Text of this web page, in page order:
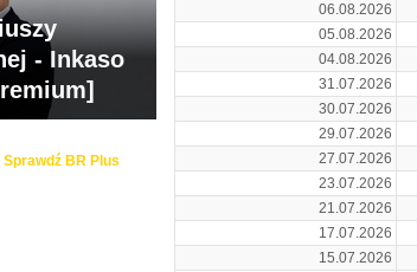
06.08.2026
05.08.2026
04.08.2026
31.07.2026
30.07.2026
29.07.2026
27.07.2026
23.07.2026
21.07.2026
17.07.2026
15.07.2026
- Inkaso
Sprawdź BR Plus